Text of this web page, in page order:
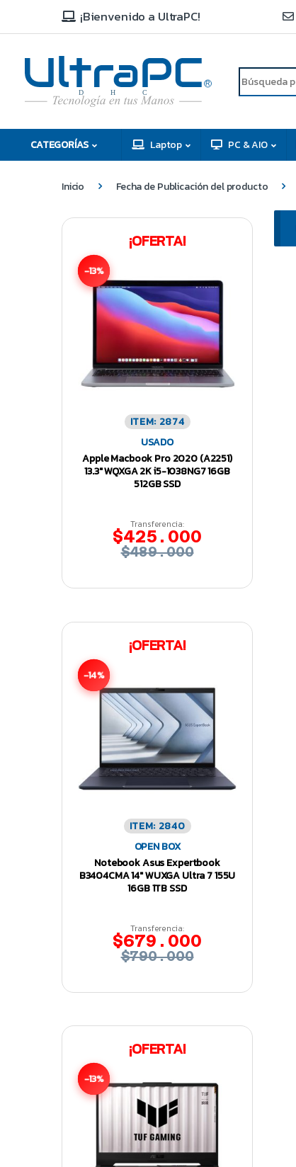
¡Bienvenido a UltraPC!
C
H
D
R
CATEGORÍAS Laptop PC & AIO
Inicio Fecha de Publicación del producto
¡OFERTA!
-13%
ITEM: 2874
USADO
Apple Macbook Pro 2020 (A2251)
13.3″ WQXGA 2K i5-1038NG7 16GB
512GB SSD
Transferencia:
$425.000
$489.000
¡OFERTA!
-14%
ITEM: 2840
OPEN BOX
Notebook Asus Expertbook
B3404CMA 14″ WUXGA Ultra 7 155U
16GB 1TB SSD
Transferencia:
$679.000
$790.000
¡OFERTA!
-13%